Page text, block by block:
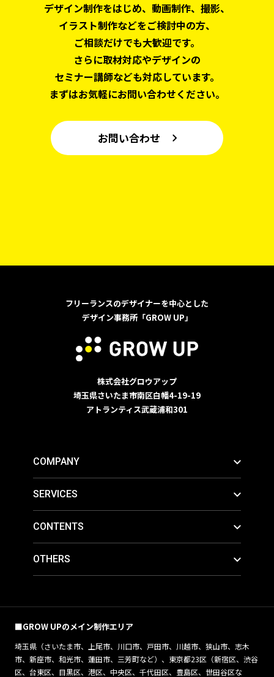
デザイン制作をはじめ、 動画制作、撮影、
イラスト制作などをご検討中の方、
ご相談だけでも大歓迎です。
さらに取材対応やデザインの
セミナー講師なども対応しています。
まずはお気軽にお問い合わせください。
お問い合わせ
フリーランスのデザイナーを中心とした
デザイン事務所「GROW UP」
株式会社グロウアップ
埼玉県さいたま市南区白幡4-19-19
アトランティス武蔵浦和301
COMPANY
SERVICES
CONTENTS
OTHERS
■GROW UPのメイン制作エリア
埼玉県（さいたま市、上尾市、川口市、戸田市、川越市、狭山市、志木
市、新座市、和光市、蓮田市、三芳町など）、東京都23区（新宿区、渋谷
区、台東区、目黒区、港区、中央区、千代田区、豊島区、世田谷区な